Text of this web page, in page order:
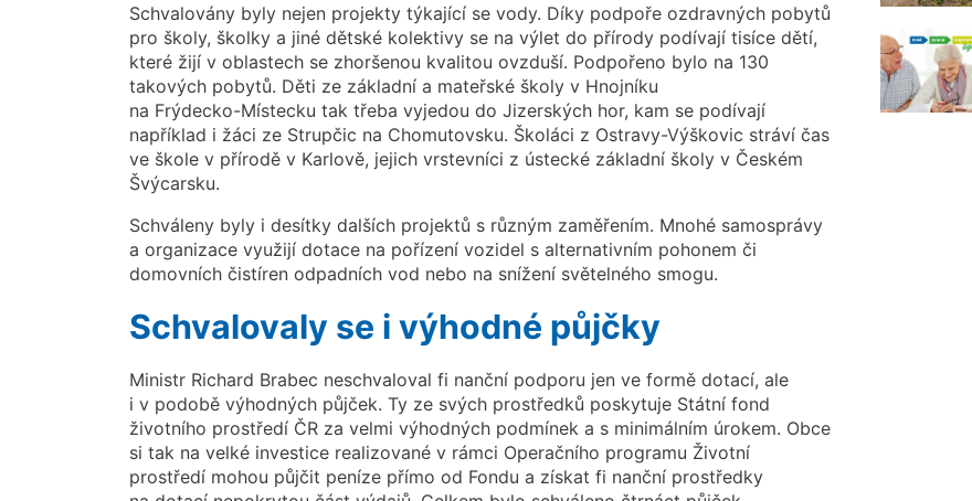
Schvalovány byly nejen projekty týkající se vody. Díky podpoře ozdravných pobytů
pro školy, školky a jiné dětské kolektivy se na výlet do přírody podívají tisíce dětí,
které žijí v oblastech se zhoršenou kvalitou ovzduší. Podpořeno bylo na 130
takových pobytů. Děti ze základní a mateřské školy v Hnojníku
na Frýdecko-Místecku tak třeba vyjedou do Jizerských hor, kam se podívají
například i žáci ze Strupčic na Chomutovsku. Školáci z Ostravy-Výškovic stráví čas
ve škole v přírodě v Karlově, jejich vrstevníci z ústecké základní školy v Českém
Švýcarsku.
Schváleny byly i desítky dalších projektů s různým zaměřením. Mnohé samosprávy
a organizace využijí dotace na pořízení vozidel s alternativním pohonem či
domovních čistíren odpadních vod nebo na snížení světelného smogu.
Schvalovaly se i výhodné půjčky
Ministr Richard Brabec neschvaloval fi nanční podporu jen ve formě dotací, ale
i v podobě výhodných půjček. Ty ze svých prostředků poskytuje Státní fond
životního prostředí ČR za velmi výhodných podmínek a s minimálním úrokem. Obce
si tak na velké investice realizované v rámci Operačního programu Životní
prostředí mohou půjčit peníze přímo od Fondu a získat fi nanční prostředky